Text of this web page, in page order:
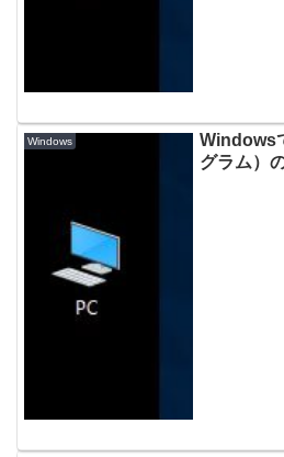
Windows
Windows
グラム）